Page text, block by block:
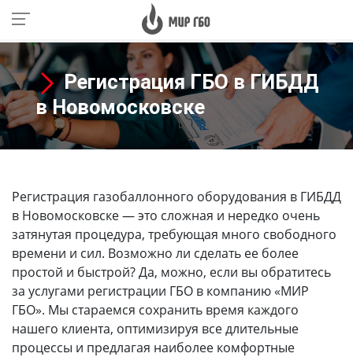
Регистрация ГБО в ГИБДД
в Новомосковске
Регистрация газобаллонного оборудования в ГИБДД
в Новомосковске— это сложная и нередко очень
затянутая процедура, требующая много свободного
времени и сил. Возможно ли сделать ее более
простой и быстрой? Да, можно, если вы обратитесь
за услугами регистрации ГБО в компанию «МИР
ГБО». Мы стараемся сохранить время каждого
нашего клиента, оптимизируя все длительные
процессы и предлагая наиболее комфортные